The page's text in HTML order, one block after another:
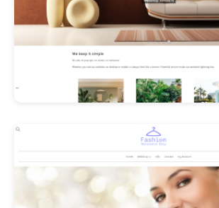
Les Promos!
Polishangel Belgium